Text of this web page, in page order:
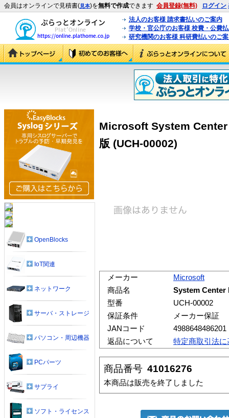
会員はオンラインで見積書(見本)を無料で作成できます 会員登録(無料) ログイン
法人のお客様 請求書払いのご案内
学校・官公庁のお客様 校費・公費
研究機関のお客様 科研費払いのご
Microsoft System
版 (UCH-00002)
メーカー
Microsoft
商品名
System Center
型番
UCH-00002
保証条件
メーカー保証
JANコード
4988648486201
返品について
特定商取引法
商品番号 41016276
本商品は販売を終了しました
OpenBlocks
IoT関連
ネットワーク
サーバ・ストレージ
パソコン・周辺機器
PCパーツ
サプライ
ソフト・ライセンス